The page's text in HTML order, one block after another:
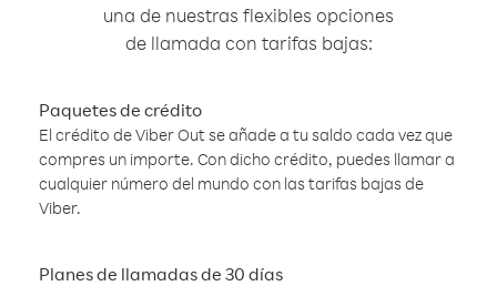
una de nuestras flexibles opciones
de llamada con tarifas bajas:
Paquetes de crédito
El crédito de Viber Out se añade a tu saldo cada vez que
compres un importe. Con dicho crédito, puedes llamar a
cualquier número del mundo con las tarifas bajas de
Viber.
Planes de llamadas de 30 días